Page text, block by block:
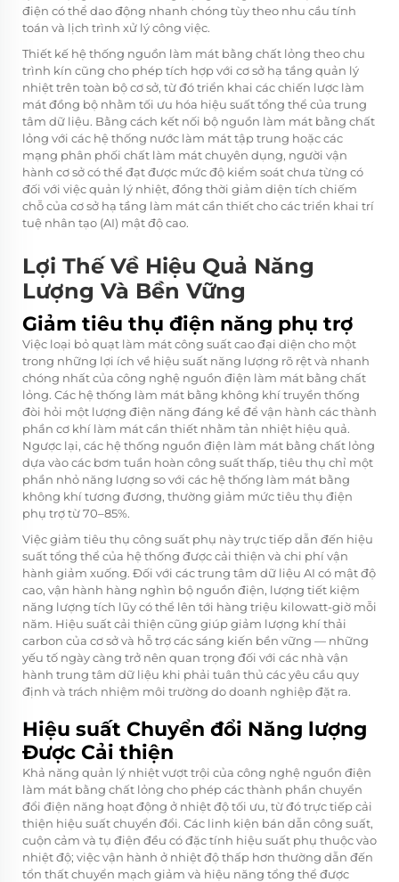
điện có thể dao động nhanh chóng tùy theo nhu cầu tính
toán và lịch trình xử lý công việc.
Thiết kế hệ thống nguồn làm mát bằng chất lỏng theo chu
trình kín cũng cho phép tích hợp với cơ sở hạ tầng quản lý
nhiệt trên toàn bộ cơ sở, từ đó triển khai các chiến lược làm
mát đồng bộ nhằm tối ưu hóa hiệu suất tổng thể của trung
tâm dữ liệu. Bằng cách kết nối bộ nguồn làm mát bằng chất
lỏng với các hệ thống nước làm mát tập trung hoặc các
mạng phân phối chất làm mát chuyên dụng, người vận
hành cơ sở có thể đạt được mức độ kiểm soát chưa từng có
đối với việc quản lý nhiệt, đồng thời giảm diện tích chiếm
chỗ của cơ sở hạ tầng làm mát cần thiết cho các triển khai trí
tuệ nhân tạo (AI) mật độ cao.
Lợi Thế Về Hiệu Quả Năng
Lượng Và Bền Vững
Giảm tiêu thụ điện năng phụ trợ
Việc loại bỏ quạt làm mát công suất cao đại diện cho một
trong những lợi ích về hiệu suất năng lượng rõ rệt và nhanh
chóng nhất của công nghệ nguồn điện làm mát bằng chất
lỏng. Các hệ thống làm mát bằng không khí truyền thống
đòi hỏi một lượng điện năng đáng kể để vận hành các thành
phần cơ khí làm mát cần thiết nhằm tản nhiệt hiệu quả.
Ngược lại, các hệ thống nguồn điện làm mát bằng chất lỏng
dựa vào các bơm tuần hoàn công suất thấp, tiêu thụ chỉ một
phần nhỏ năng lượng so với các hệ thống làm mát bằng
không khí tương đương, thường giảm mức tiêu thụ điện
phụ trợ từ 70–85%.
Việc giảm tiêu thụ công suất phụ này trực tiếp dẫn đến hiệu
suất tổng thể của hệ thống được cải thiện và chi phí vận
hành giảm xuống. Đối với các trung tâm dữ liệu AI có mật độ
cao, vận hành hàng nghìn bộ nguồn điện, lượng tiết kiệm
năng lượng tích lũy có thể lên tới hàng triệu kilowatt-giờ mỗi
năm. Hiệu suất cải thiện cũng giúp giảm lượng khí thải
carbon của cơ sở và hỗ trợ các sáng kiến bền vững — những
yếu tố ngày càng trở nên quan trọng đối với các nhà vận
hành trung tâm dữ liệu khi phải tuân thủ các yêu cầu quy
định và trách nhiệm môi trường do doanh nghiệp đặt ra.
Hiệu suất Chuyển đổi Năng lượng
Được Cải thiện
Khả năng quản lý nhiệt vượt trội của công nghệ nguồn điện
làm mát bằng chất lỏng cho phép các thành phần chuyển
đổi điện năng hoạt động ở nhiệt độ tối ưu, từ đó trực tiếp cải
thiện hiệu suất chuyển đổi. Các linh kiện bán dẫn công suất,
cuộn cảm và tụ điện đều có đặc tính hiệu suất phụ thuộc vào
nhiệt độ; việc vận hành ở nhiệt độ thấp hơn thường dẫn đến
tổn thất chuyển mạch giảm và hiệu năng tổng thể được